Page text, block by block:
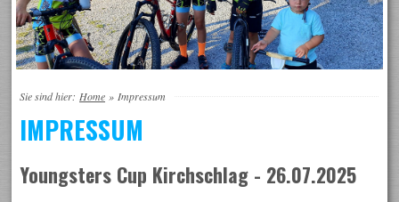
Sie sind hier: Home » Impressum
IMPRESSUM
Youngsters Cup Kirchschlag - 26.07.2025